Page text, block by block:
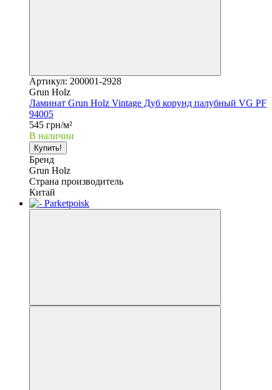
Артикул: 200001-2928
Grun Holz
Ламинат Grun Holz Vintage Дуб корунд палубный VG PF
94005
545 грн/м²
В наличии
Купить!
Бренд
Grun Holz
Страна производитель
Китай